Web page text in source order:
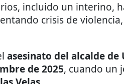
incluido un interino,
crisis de
asesinato del alcalde de
de 2025, cuando un